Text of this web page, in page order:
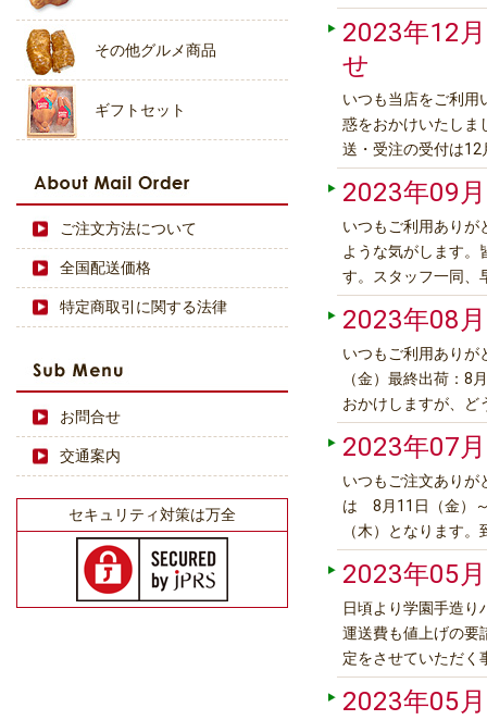
その他グルメ商品
ギフトセット
ご注文方法について
全国配送価格
特定商取引に関する法律
お問合せ
交通案内
セキュリティ対策は万全
2023年12
せ
いつも当店をご利用
惑をおかけいたしま
送・受注の受付は
どうぞよろしくお願
たします。
2023年09
いつもご利用ありが
ような気がします。
す。スタッフ一同、
第、ご報告いたしま
願いいたします
2023年08
いつもご利用ありが
（金）最終出荷：
おかけしますが、
2023年07
いつもご注文ありが
は 8月11日（金）
（木）となります
調に気を付けてお
2023年05
日頃より学園手造り
運送費も値上げの要
定をさせていただく
らずに、真心こめて
2023年05